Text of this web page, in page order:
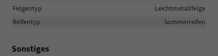
Felgentyp
Leichtmetallfelge
Reifentyp
Sommerreifen
Sonstiges